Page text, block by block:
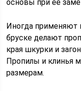
основы при ее
Иногда применяют
бруске делают
края шкурки и
Пропилы и клинья
размерам.